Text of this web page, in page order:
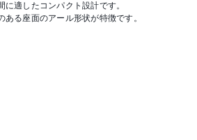
に適したコンパクト設計です。
ある座面のアール形状が特徴です。